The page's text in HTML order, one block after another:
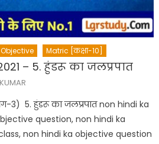
Matric [कक्षा-10]
– 5. हुंडरू का जलप्रपात
3) 5. हुंडरू का जलप्रपात non hindi ka
question, non hindi ka
non hindi ka objective question